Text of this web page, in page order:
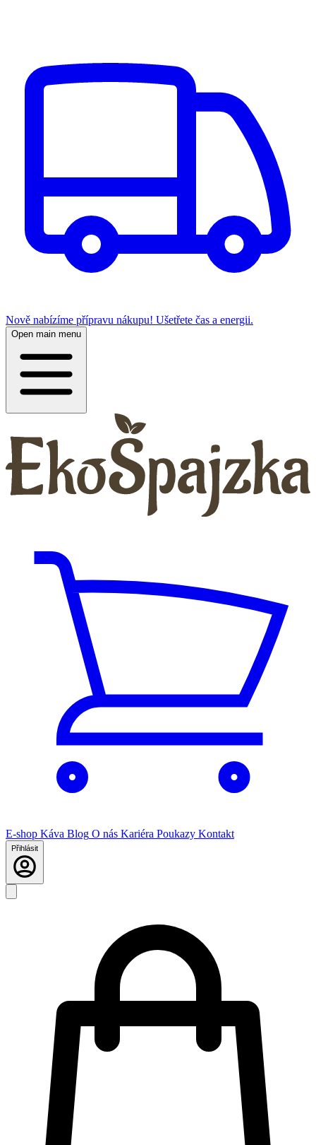
Nově nabízíme přípravu nákupu! Ušetřete čas a energii.
Open main menu
E-shop Káva Blog O nás Kariéra Poukazy Kontakt
Přihlásit